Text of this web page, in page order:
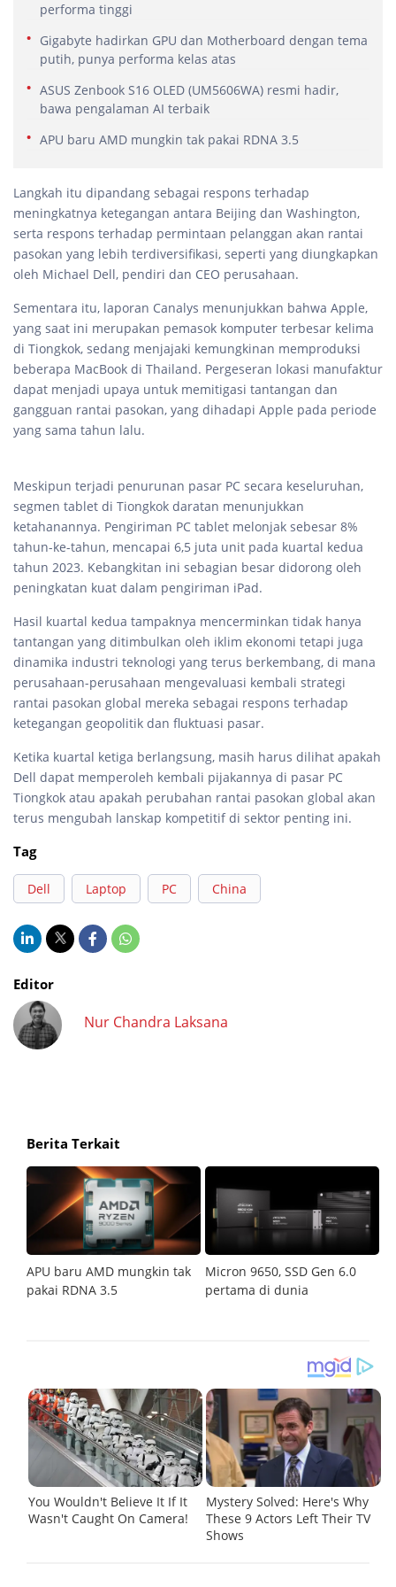
performa tinggi
Gigabyte hadirkan GPU dan Motherboard dengan tema
putih, punya performa kelas atas
ASUS Zenbook S16 OLED (UM5606WA) resmi hadir,
bawa pengalaman AI terbaik
APU baru AMD mungkin tak pakai RDNA 3.5
Langkah itu dipandang sebagai respons terhadap
meningkatnya ketegangan antara Beijing dan Washington,
serta respons terhadap permintaan pelanggan akan rantai
pasokan yang lebih terdiversifikasi, seperti yang diungkapkan
oleh Michael Dell, pendiri dan CEO perusahaan.
Sementara itu, laporan Canalys menunjukkan bahwa Apple,
yang saat ini merupakan pemasok komputer terbesar kelima
di Tiongkok, sedang menjajaki kemungkinan memproduksi
beberapa MacBook di Thailand. Pergeseran lokasi manufaktur
dapat menjadi upaya untuk memitigasi tantangan dan
gangguan rantai pasokan, yang dihadapi Apple pada periode
yang sama tahun lalu.
Meskipun terjadi penurunan pasar PC secara keseluruhan,
segmen tablet di Tiongkok daratan menunjukkan
ketahanannya. Pengiriman PC tablet melonjak sebesar 8%
tahun-ke-tahun, mencapai 6,5 juta unit pada kuartal kedua
tahun 2023. Kebangkitan ini sebagian besar didorong oleh
peningkatan kuat dalam pengiriman iPad.
Hasil kuartal kedua tampaknya mencerminkan tidak hanya
tantangan yang ditimbulkan oleh iklim ekonomi tetapi juga
dinamika industri teknologi yang terus berkembang, di mana
perusahaan-perusahaan mengevaluasi kembali strategi
rantai pasokan global mereka sebagai respons terhadap
ketegangan geopolitik dan fluktuasi pasar.
Ketika kuartal ketiga berlangsung, masih harus dilihat apakah
Dell dapat memperoleh kembali pijakannya di pasar PC
Tiongkok atau apakah perubahan rantai pasokan global akan
terus mengubah lanskap kompetitif di sektor penting ini.
Tag
Dell Laptop PC China
Editor
Nur Chandra Laksana
Berita Terkait
APU baru AMD mungkin tak
pakai RDNA 3.5
Micron 9650, SSD Gen 6.0
pertama di dunia